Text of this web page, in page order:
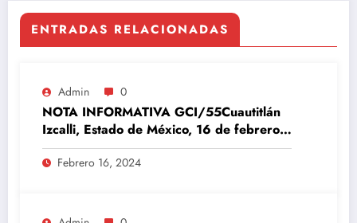
ENTRADAS RELACIONADAS
Admin 0
NOTA INFORMATIVA GCI/55Cuautitlán
Izcalli, Estado de México, 16 de febrero
del 2024
Febrero 16, 2024